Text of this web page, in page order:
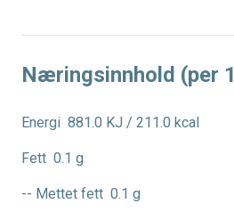
Næringsinnhold (per
Energi 881.0 KJ / 211.0 kcal
Fett 0.1 g
-- Mettet fett 0.1 g